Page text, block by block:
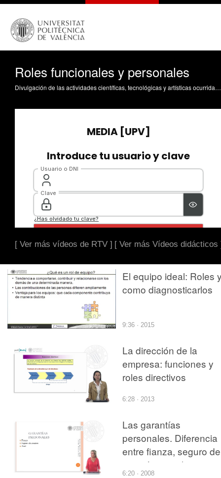
Roles funcionales y personales
Divulgación de las actividades científicas, tecnológicas y artísticas ocurridas en los tres campus de la UPV
[ Ver más vídeos de RTV ] [ Ver más Vídeos didácticos
El equipo ideal: Roles
como diagnosticarlos
9:36 · 2015
La dirección de la
empresa: funciones y
roles directivos
6:28 · 2013
Las garantías
personales. Diferencia
entre fianza, seguro de
caución y aval
6:20 · 2008